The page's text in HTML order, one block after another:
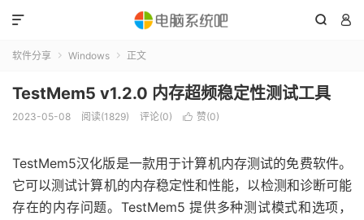
 

软件分享  Windows  正文
TestMem5 v1.2.0 内存超频稳定性测试工具
2023-05-08 阅读(1829) 评论(0)  赞(0)
TestMem5汉化版是一款用于计算机内存测试的免费软件。
它可以测试计算机的内存稳定性和性能，以检测和诊断可能
存在的内存问题。TestMem5 提供多种测试模式和选项，